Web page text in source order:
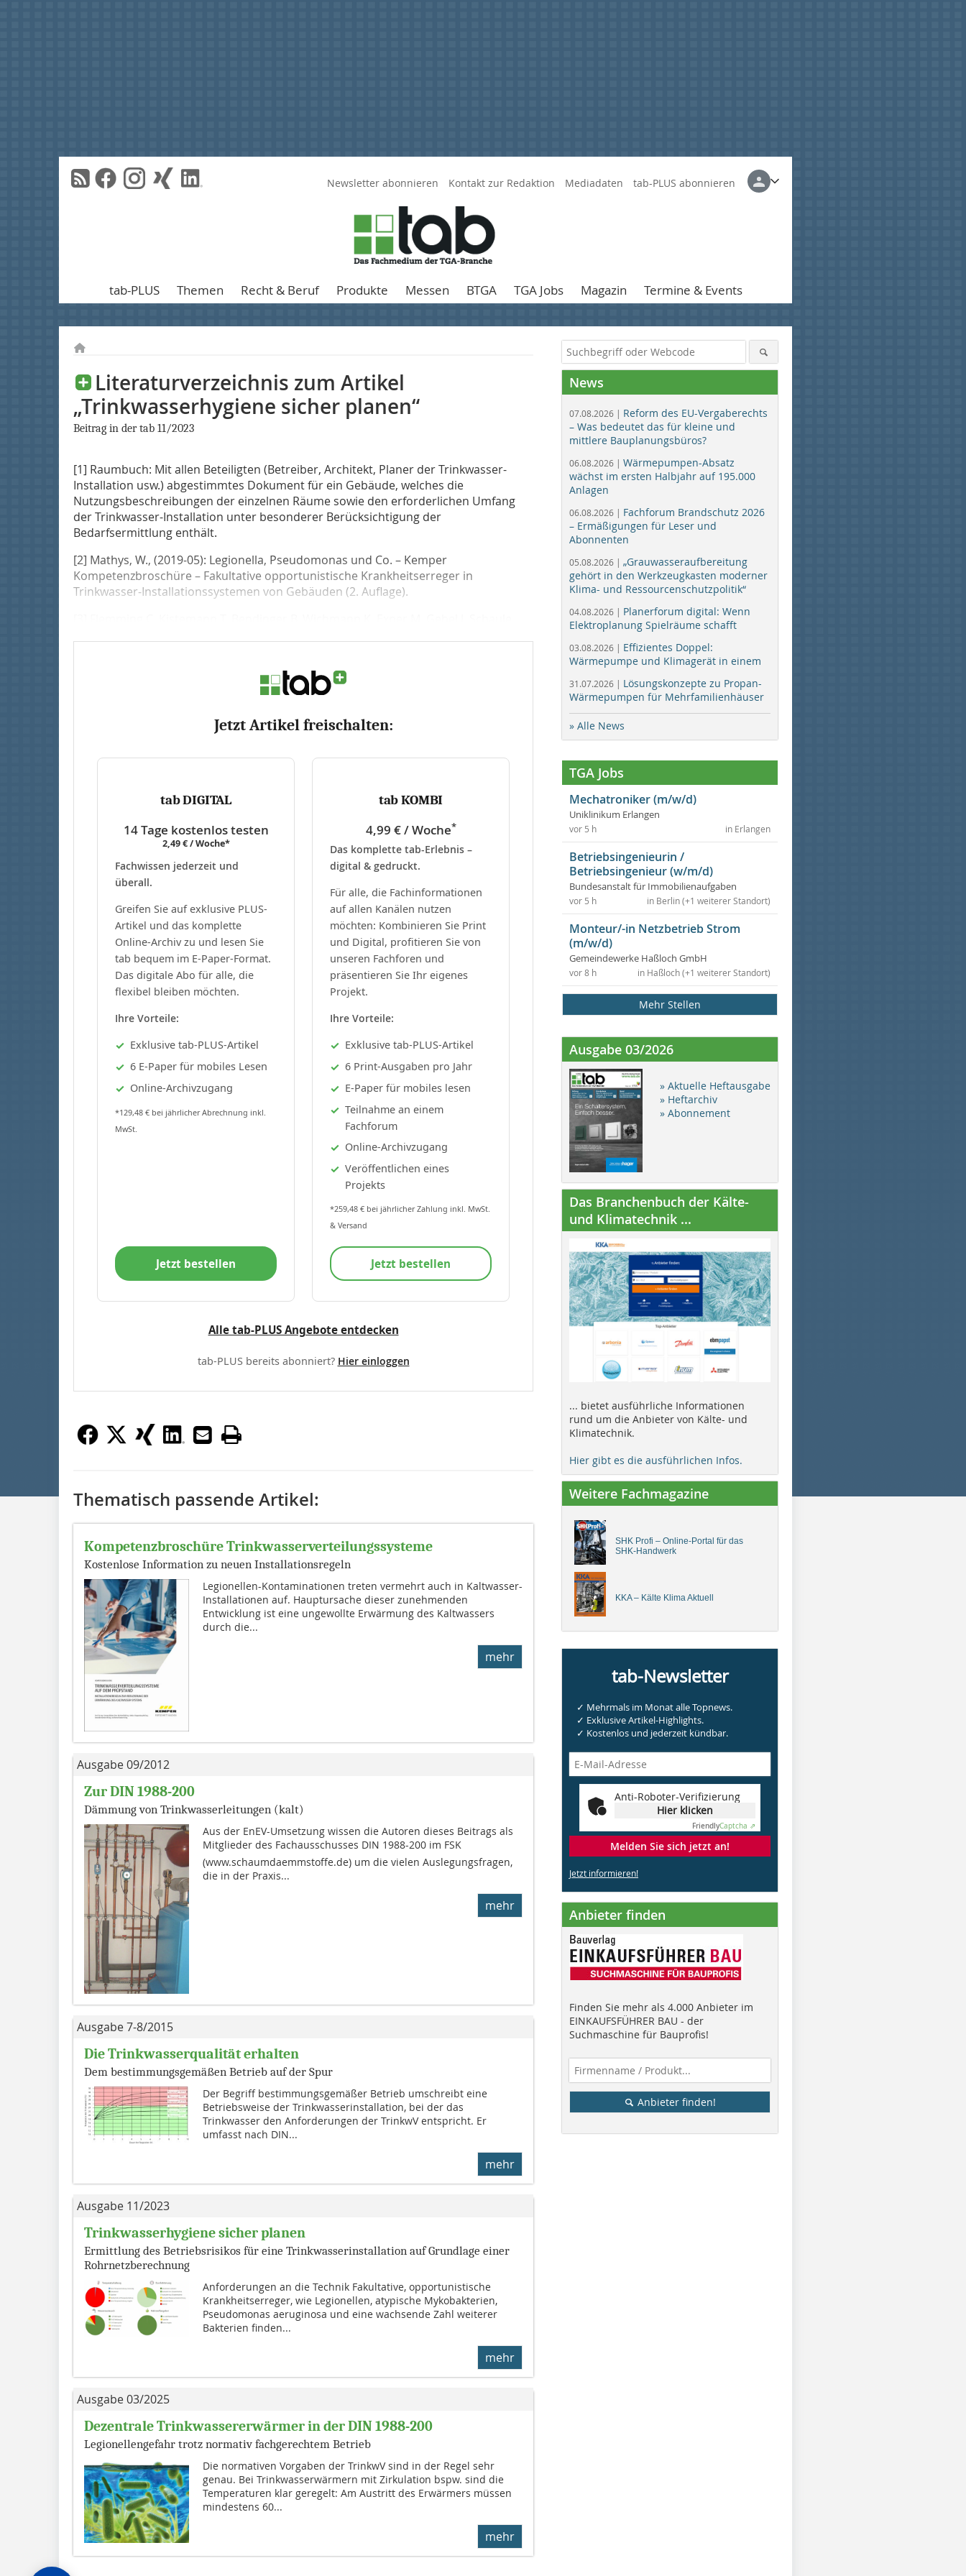
Newsletter abonnieren Kontakt zur Redaktion Mediadaten tab-PLUS abonnieren
tab-PLUS Themen Recht & Beruf Produkte Messen BTGA TGA Jobs Magazin Termine & Events
Literaturverzeichnis zum Artikel
„Trinkwasserhygiene sicher planen“
Beitrag in der tab 11/2023
[1] Raumbuch: Mit allen Beteiligten (Betreiber, Architekt, Planer der Trinkwasser-
Installation usw.) abgestimmtes Dokument für ein Gebäude, welches die
Nutzungsbeschreibungen der einzelnen Räume sowie den erforderlichen Umfang
der Trinkwasser-Installation unter besonderer Berücksichtigung der
Bedarfsermittlung enthält.
[2] Mathys, W., (2019-05): Legionella, Pseudomonas und Co. – Kemper
Kompetenzbroschüre – Fakultative opportunistische Krankheitserreger in
Trinkwasser-Installationssystemen von Gebäuden (2. Auflage).
Jetzt Artikel freischalten:
tab DIGITAL
14 Tage kostenlos testen
2,49 € / Woche*
Fachwissen jederzeit und
überall.
Greifen Sie auf exklusive PLUS-
Artikel und das komplette
Online-Archiv zu und lesen Sie
tab bequem im E-Paper-Format.
Das digitale Abo für alle, die
flexibel bleiben möchten.
Ihre Vorteile:
Exklusive tab-PLUS-Artikel
6 E-Paper für mobiles Lesen
Online-Archivzugang
*129,48 € bei jährlicher Abrechnung inkl.
MwSt.
Jetzt bestellen
tab KOMBI
4,99 € / Woche*
Das komplette tab-Erlebnis –
digital & gedruckt.
Für alle, die Fachinformationen
auf allen Kanälen nutzen
möchten: Kombinieren Sie Print
und Digital, profitieren Sie von
unseren Fachforen und
präsentieren Sie Ihr eigenes
Projekt.
Ihre Vorteile:
Exklusive tab-PLUS-Artikel
6 Print-Ausgaben pro Jahr
E-Paper für mobiles lesen
Teilnahme an einem
Fachforum
Online-Archivzugang
Veröffentlichen eines
Projekts
*259,48 € bei jährlicher Zahlung inkl. MwSt.
& Versand
Jetzt bestellen
Alle tab-PLUS Angebote entdecken
tab-PLUS bereits abonniert? Hier einloggen
Thematisch passende Artikel:
Kompetenzbroschüre Trinkwasserverteilungssysteme
Kostenlose Information zu neuen Installationsregeln
Legionellen-Kontaminationen treten vermehrt auch in Kaltwasser-
Installationen auf. Hauptursache dieser zunehmenden
Entwicklung ist eine ungewollte Erwärmung des Kaltwassers
durch die...
mehr
Ausgabe 09/2012
Zur DIN 1988-200
Dämmung von Trinkwasserleitungen (kalt)
Aus der EnEV-Umsetzung wissen die Autoren dieses Beitrags als
Mitglieder des Fachausschusses DIN 1988-200 im FSK
(www.schaumdaemmstoffe.de) um die vielen Auslegungsfragen,
die in der Praxis...
mehr
Ausgabe 7-8/2015
Die Trinkwasserqualität erhalten
Dem bestimmungsgemäßen Betrieb auf der Spur
Der Begriff bestimmungsgemäßer Betrieb umschreibt eine
Betriebsweise der Trinkwasserinstallation, bei der das
Trinkwasser den Anforderungen der TrinkwV entspricht. Er
umfasst nach DIN...
mehr
Ausgabe 11/2023
Trinkwasserhygiene sicher planen
Ermittlung des Betriebsrisikos für eine Trinkwasserinstallation auf Grundlage einer
Rohrnetzberechnung
Anforderungen an die Technik Fakultative, opportunistische
Krankheitserreger, wie Legionellen, atypische Mykobakterien,
Pseudomonas aeruginosa und eine wachsende Zahl weiterer
Bakterien finden...
mehr
Ausgabe 03/2025
Dezentrale Trinkwassererwärmer in der DIN 1988-200
Legionellengefahr trotz normativ fachgerechtem Betrieb
Die normativen Vorgaben der TrinkwV sind in der Regel sehr
genau. Bei Trinkwasserwärmern mit Zirkulation bspw. sind die
Temperaturen klar geregelt: Am Austritt des Erwärmers müssen
mindestens 60...
mehr
News
07.08.2026 | Reform des EU-Vergaberechts
– Was bedeutet das für kleine und
mittlere Bauplanungsbüros?
06.08.2026 | Wärmepumpen-Absatz
wächst im ersten Halbjahr auf 195.000
Anlagen
06.08.2026 | Fachforum Brandschutz 2026
– Ermäßigungen für Leser und
Abonnenten
05.08.2026 | „Grauwasseraufbereitung
gehört in den Werkzeugkasten moderner
Klima- und Ressourcenschutzpolitik“
04.08.2026 | Planerforum digital: Wenn
Elektroplanung Spielräume schafft
03.08.2026 | Effizientes Doppel:
Wärmepumpe und Klimagerät in einem
31.07.2026 | Lösungskonzepte zu Propan-
Wärmepumpen für Mehrfamilienhäuser
» Alle News
TGA Jobs
Mechatroniker (m/w/d)
Uniklinikum Erlangen
in Erlangen
vor 5 h
Betriebsingenieurin /
Betriebsingenieur (w/m/d)
Bundesanstalt für Immobilienaufgaben
in Berlin (+1 weiterer Standort)
vor 5 h
Monteur/-in Netzbetrieb Strom
(m/w/d)
Gemeindewerke Haßloch GmbH
in Haßloch (+1 weiterer Standort)
vor 8 h
Mehr Stellen
Ausgabe 03/2026
» Aktuelle Heftausgabe
» Heftarchiv
» Abonnement
Das Branchenbuch der Kälte-
und Klimatechnik ...
... bietet ausführliche Informationen
rund um die Anbieter von Kälte- und
Klimatechnik.
Hier gibt es die ausführlichen Infos.
Weitere Fachmagazine
SHK Profi – Online-Portal für das
SHK-Handwerk
KKA – Kälte Klima Aktuell
tab-Newsletter
✓ Mehrmals im Monat alle Topnews.
✓ Exklusive Artikel-Highlights.
✓ Kostenlos und jederzeit kündbar.
Anti-Roboter-Verifizierung
Hier klicken
FriendlyCaptcha ⇗
Melden Sie sich jetzt an!
Jetzt informieren!
Anbieter finden
Finden Sie mehr als 4.000 Anbieter im
EINKAUFSFÜHRER BAU - der
Suchmaschine für Bauprofis!
Anbieter finden!